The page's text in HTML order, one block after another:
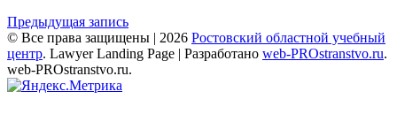
Навигация
по
записям
Предыдущая запись
© Все права защищены | 2026 Ростовский областной учебный
центр. Lawyer Landing Page | Разработано web-PROstranstvo.ru.
web-PROstranstvo.ru.